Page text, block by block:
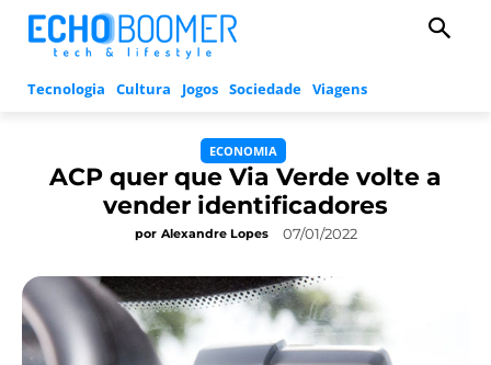
Tecnologia Cultura Jogos Sociedade Viagens
ECONOMIA
ACP quer que Via Verde volte a
vender identificadores
por Alexandre Lopes 07/01/2022